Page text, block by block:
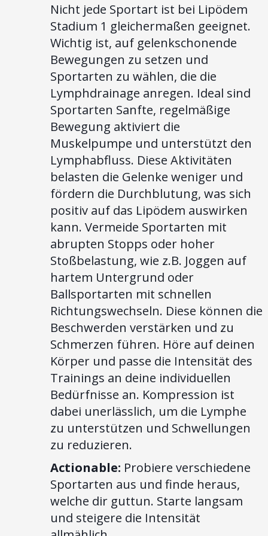
Nicht jede Sportart ist bei Lipödem
Stadium 1 gleichermaßen geeignet.
Wichtig ist, auf gelenkschonende
Bewegungen zu setzen und
Sportarten zu wählen, die die
Lymphdrainage anregen. Ideal sind
Sportarten Sanfte, regelmäßige
Bewegung aktiviert die
Muskelpumpe und unterstützt den
Lymphabfluss. Diese Aktivitäten
belasten die Gelenke weniger und
fördern die Durchblutung, was sich
positiv auf das Lipödem auswirken
kann. Vermeide Sportarten mit
abrupten Stopps oder hoher
Stoßbelastung, wie z.B. Joggen auf
hartem Untergrund oder
Ballsportarten mit schnellen
Richtungswechseln. Diese können die
Beschwerden verstärken und zu
Schmerzen führen. Höre auf deinen
Körper und passe die Intensität des
Trainings an deine individuellen
Bedürfnisse an. Kompression ist
dabei unerlässlich, um die Lymphe
zu unterstützen und Schwellungen
zu reduzieren.
Actionable: Probiere verschiedene
Sportarten aus und finde heraus,
welche dir guttun. Starte langsam
und steigere die Intensität